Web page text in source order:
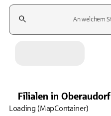
Suchfeld
Filialen in Oberaudorf
Loading (MapContainer)